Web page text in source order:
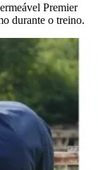
Premier
durante o treino.